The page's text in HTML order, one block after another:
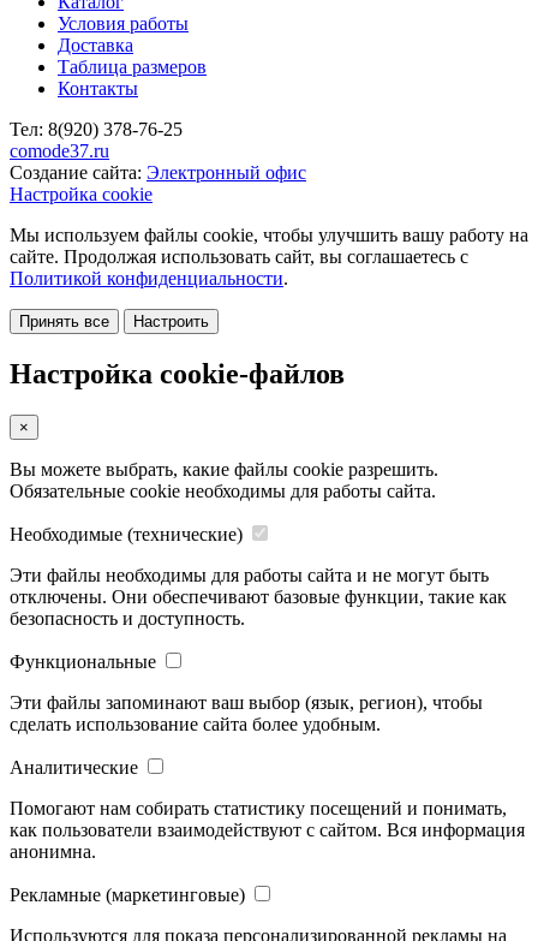
Условия работы
Доставка
Таблица размеров
Контакты
Тел: 8(920) 378-76-25
comode37.ru
Создание сайта: Электронный офис
Настройка cookie
Мы используем файлы cookie, чтобы улучшить вашу работу на
сайте. Продолжая использовать сайт, вы соглашаетесь с
Политикой конфиденциальности.
Принять все Настроить
Настройка cookie-файлов
×
Вы можете выбрать, какие файлы cookie разрешить.
Обязательные cookie необходимы для работы сайта.
Необходимые (технические)
Эти файлы необходимы для работы сайта и не могут быть
отключены. Они обеспечивают базовые функции, такие как
безопасность и доступность.
Функциональные
Эти файлы запоминают ваш выбор (язык, регион), чтобы
сделать использование сайта более удобным.
Аналитические
Помогают нам собирать статистику посещений и понимать,
как пользователи взаимодействуют с сайтом. Вся информация
анонимна.
Рекламные (маркетинговые)
Используются для показа персонализированной рекламы на